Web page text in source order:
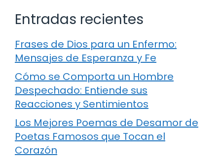
Entradas recientes
Frases de Dios para un Enfermo:
Mensajes de Esperanza y Fe
Cómo se Comporta un Hombre
Despechado: Entiende sus
Reacciones y Sentimientos
Los Mejores Poemas de Desamor de
Poetas Famosos que Tocan el
Corazón